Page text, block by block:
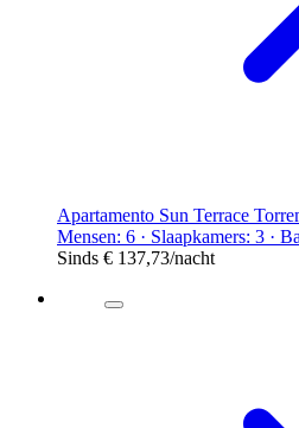
Apartamento Sun Terrace
Mensen: 6 · Slaapkamers: 3 ·
Sinds € 137,73/nacht